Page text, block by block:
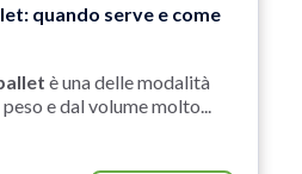
quando serve e come
è una delle modalità
e dal volume molto...